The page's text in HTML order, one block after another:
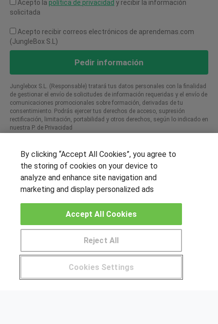
Acepto la política de privacidad y recibir la información
solicitada
Acepto recibir correos electrónicos de aprendemas.com
(JungleBox S.L)
Pedir información
Junglebox S.L. (Responsable) tratará tus datos personales con la finalidad
de gestionar el envío de solicitudes de información requeridas y el envío de
comunicaciones promocionales sobre formación, derivadas de tu
consentimiento. Podrás ejercer tus derechos de acceso, supresión
rectificación, limitación, portabilidad y otros derechos, según lo indicado en
nuestra P. de Privacidad​
Pide más información al centro
SÍGUENOS EN LAS REDES
OTROS GRUPOS DE INTERES
Muro de los idiomas
Hablemos de empleo
By clicking “Accept All Cookies”, you agree to
the storing of cookies on your device to
analyze and enhance site navigation and
marketing and display personalized ads
Cookies Settings
Reject All
Accept All Cookies